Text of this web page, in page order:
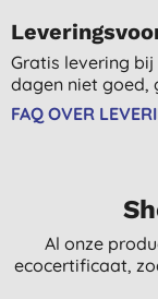
Gratis levering
dagen niet goed,
FAQ OVER
Al onze
ecocertificaat,